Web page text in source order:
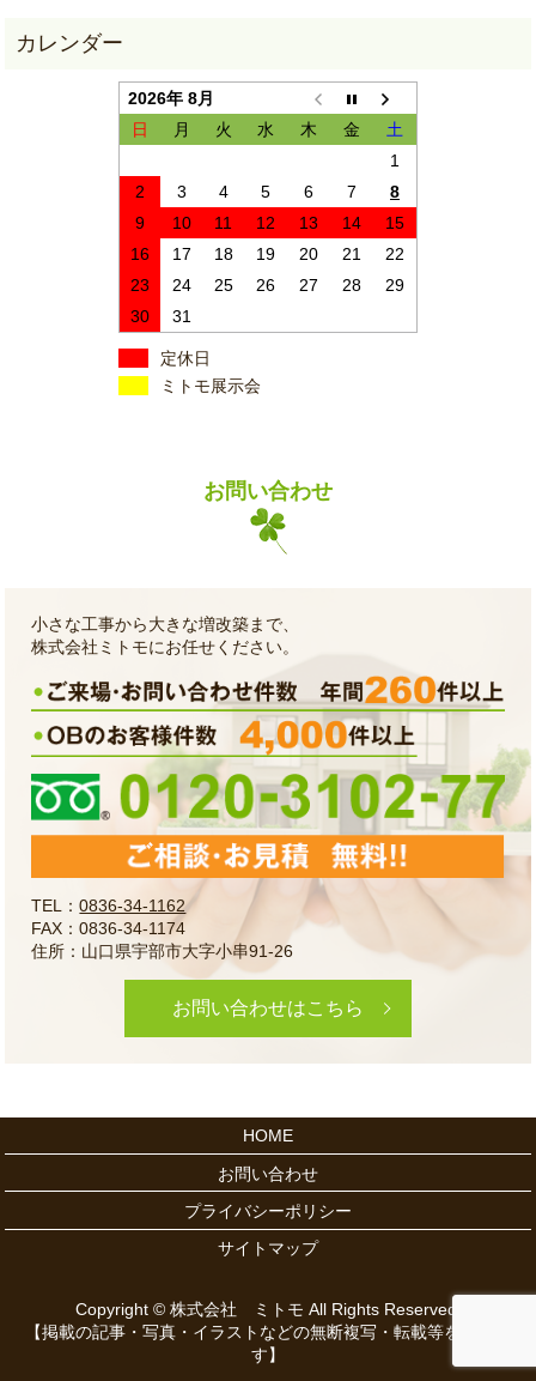
2026年 8月
日
月 火 水 木 金
土
1
2
3 4 5 6 7
8
9
10 11 12 13 14
15
16
17 18 19 20 21
22
23
24 25 26 27 28
29
30
31
定休日
ミトモ展示会
お問い合わせ
小さな工事から大きな増改築まで、
株式会社ミトモにお任せください。
TEL：0836-34-1162
FAX：0836-34-1174
住所：山口県宇部市大字小串91-26
お問い合わせはこちら
HOME
お問い合わせ
プライバシーポリシー
サイトマップ
Copyright © 株式会社 ミトモ All Rights Reserved.
【掲載の記事・写真・イラストなどの無断複写・転載等を禁じま
す】